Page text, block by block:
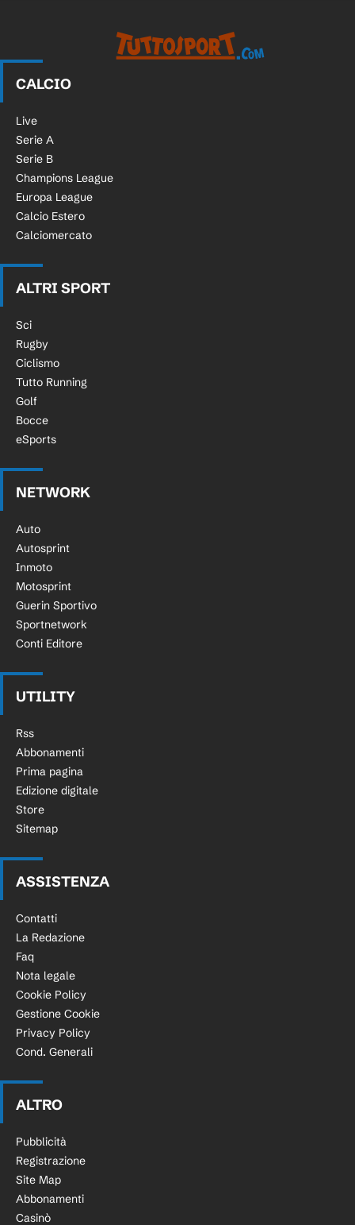
CALCIO
Live
Serie A
Serie B
Champions League
Europa League
Calcio Estero
Calciomercato
ALTRI SPORT
Sci
Rugby
Ciclismo
Tutto Running
Golf
Bocce
eSports
NETWORK
Auto
Autosprint
Inmoto
Motosprint
Guerin Sportivo
Sportnetwork
Conti Editore
UTILITY
Rss
Abbonamenti
Prima pagina
Edizione digitale
Store
Sitemap
ASSISTENZA
Contatti
La Redazione
Faq
Nota legale
Cookie Policy
Gestione Cookie
Privacy Policy
Cond. Generali
ALTRO
Pubblicità
Registrazione
Site Map
Abbonamenti
Casinò